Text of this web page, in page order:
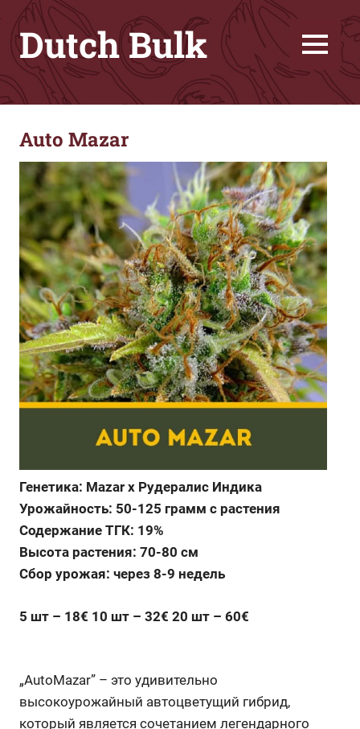
contentDutch Bulk
Great
genetics
friendly
MENU
Auto Mazar
Генетика: Mazar x Рудералис Индика
Урожайность: 50-125 грамм с растения
Содержание ТГК: 19%
Высота растения: 70-80 см
Сбор урожая: через 8-9 недель
5 шт – 18€ 10 шт – 32€ 20 шт – 60€
„AutoMazar” – это удивительно
высокоурожайный автоцветущий гибрид,
который является сочетанием легендарного